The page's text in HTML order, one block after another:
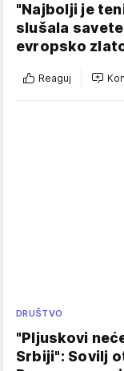
"Najbolji je
slušala
evropsko
Reaguj
DRUŠTVO
"Pljuskovi
Srbiji": Sovilj